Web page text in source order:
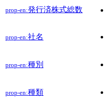
prop-en:発行済株式総数
prop-en:社名
prop-en:種別
prop-en:種類